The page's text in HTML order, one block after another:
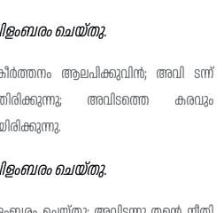
ചെയ്തു.
ആലപിക്കുവിൻ; അവി ടന്ന്
അവിടത്തെ കരവും
ചെയ്തു.